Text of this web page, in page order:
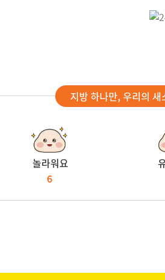
지방 하나만, 우리의
놀라워요
6